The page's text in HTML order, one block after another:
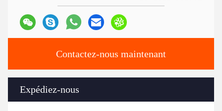
Contactez-nous maintenant
Expédiez-nous